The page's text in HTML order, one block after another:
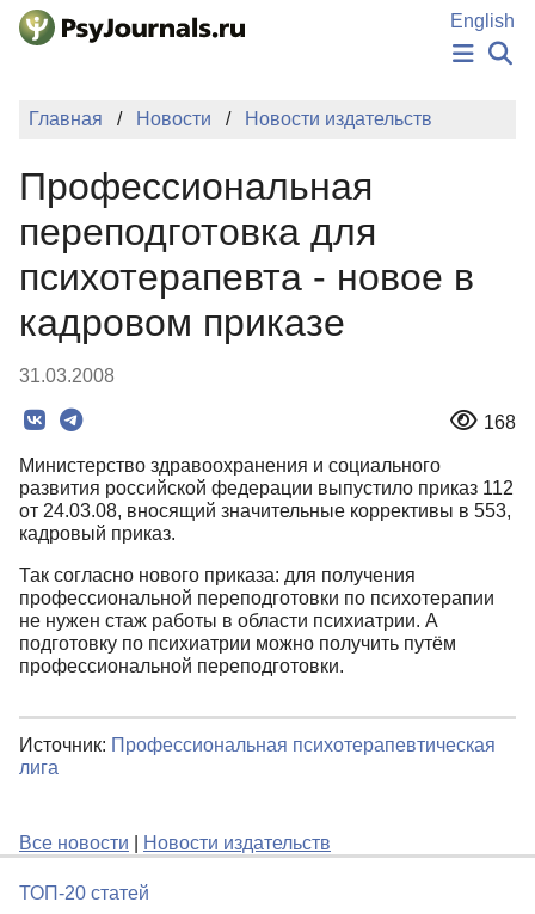
Перейти к основному содержанию
English
НОВОСТИ
ПОДАТЬ РУКОПИСЬ
КЛЮЧЕВЫЕ СЛОВА
Регистрация
Вход
Главная Новости Новости издательств
Профессиональная
переподготовка для
психотерапевта - новое в
кадровом приказе
31.03.2008
168
Министерство здравоохранения и социального
развития российской федерации выпустило приказ 112
от 24.03.08, вносящий значительные коррективы в 553,
кадровый приказ.
Так согласно нового приказа: для получения
профессиональной переподготовки по психотерапии
не нужен стаж работы в области психиатрии. А
подготовку по психиатрии можно получить путём
профессиональной переподготовки.
Источник: Профессиональная психотерапевтическая
лига
Все новости Новости издательств
ТОП-20 статей